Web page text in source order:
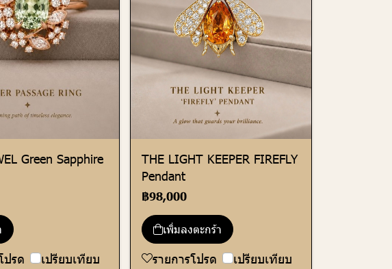
Green Sapphire
ปรด เปรียบเทียบ
THE LIGHT KEEPER FIREFLY
Pendant
฿98,000
เพิ่มลงตะกร้า
รายการโปรด เปรียบเทียบ